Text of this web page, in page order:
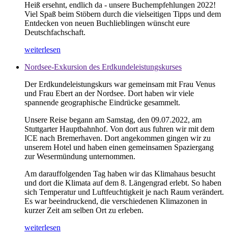
Heiß ersehnt, endlich da - unsere Buchempfehlungen 2022!
Viel Spaß beim Stöbern durch die vielseitigen Tipps und dem
Entdecken von neuen Buchlieblingen wünscht eure
Deutschfachschaft.
weiterlesen
Nordsee-Exkursion des Erdkundeleistungskurses
Der Erdkundeleistungskurs war gemeinsam mit Frau Venus
und Frau Ebert an der Nordsee. Dort haben wir viele
spannende geographische Eindrücke gesammelt.
Unsere Reise begann am Samstag, den 09.07.2022, am
Stuttgarter Hauptbahnhof. Von dort aus fuhren wir mit dem
ICE nach Bremerhaven. Dort angekommen gingen wir zu
unserem Hotel und haben einen gemeinsamen Spaziergang
zur Wesermündung unternommen.
Am darauffolgenden Tag haben wir das Klimahaus besucht
und dort die Klimata auf dem 8. Längengrad erlebt. So haben
sich Temperatur und Luftfeuchtigkeit je nach Raum verändert.
Es war beeindruckend, die verschiedenen Klimazonen in
kurzer Zeit am selben Ort zu erleben.
weiterlesen